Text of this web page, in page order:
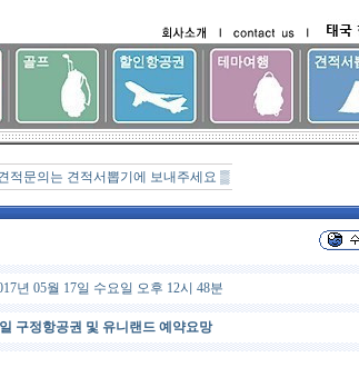
적문의는 견적서뽑기에 보내주세요 ▒
년 05월 17일 수요일 오후 12시 48분
구정항공권 및 유니랜드 예약요망